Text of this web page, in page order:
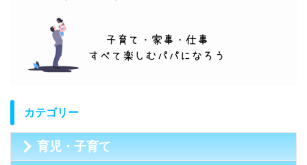
カテゴリー
育児・子育て